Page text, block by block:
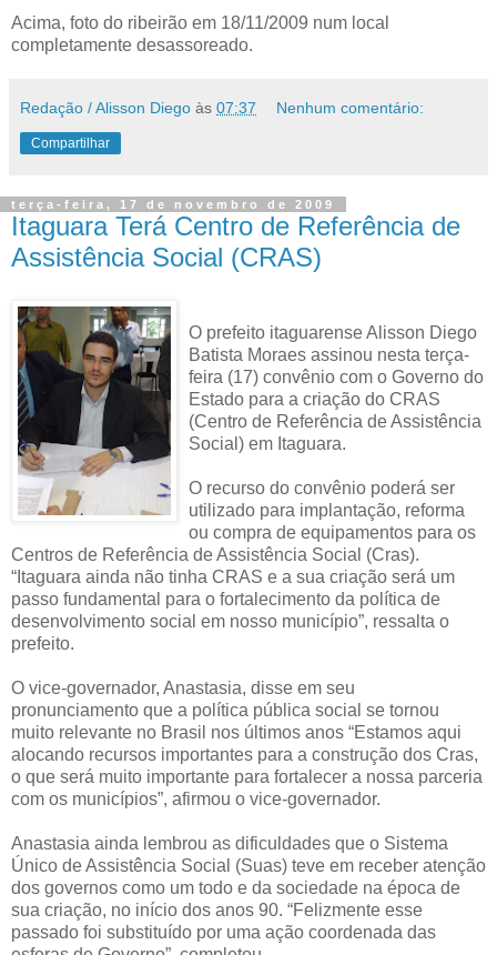
Acima, foto do ribeirão em 18/11/2009 num local
completamente desassoreado.
Redação / Alisson Diego às 07:37 Nenhum comentário:
Compartilhar
terça-feira, 17 de novembro de 2009
Itaguara Terá Centro de Referência de
Assistência Social (CRAS)
O prefeito itaguarense Alisson Diego
Batista Moraes assinou nesta terça-
feira (17) convênio com o Governo do
Estado para a criação do CRAS
(Centro de Referência de Assistência
Social) em Itaguara.
O recurso do convênio poderá ser
utilizado para implantação, reforma
ou compra de equipamentos para os
Centros de Referência de Assistência Social (Cras).
“Itaguara ainda não tinha CRAS e a sua criação será um
passo fundamental para o fortalecimento da política de
desenvolvimento social em nosso município”, ressalta o
prefeito.
O vice-governador, Anastasia, disse em seu
pronunciamento que a política pública social se tornou
muito relevante no Brasil nos últimos anos “Estamos aqui
alocando recursos importantes para a construção dos Cras,
o que será muito importante para fortalecer a nossa parceria
com os municípios”, afirmou o vice-governador.
Anastasia ainda lembrou as dificuldades que o Sistema
Único de Assistência Social (Suas) teve em receber atenção
dos governos como um todo e da sociedade na época de
sua criação, no início dos anos 90. “Felizmente esse
passado foi substituído por uma ação coordenada das